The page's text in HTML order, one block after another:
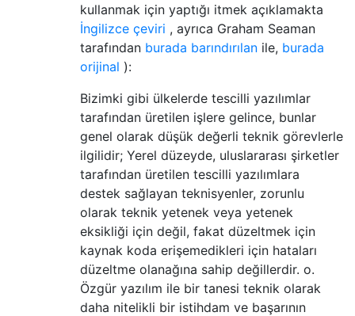
kullanmak için yaptığı itmek açıklamakta
İngilizce çeviri , ayrıca Graham Seaman
tarafından burada barındırılan ile, burada
orijinal ):
Bizimki gibi ülkelerde tescilli yazılımlar
tarafından üretilen işlere gelince, bunlar
genel olarak düşük değerli teknik görevlerle
ilgilidir; Yerel düzeyde, uluslararası şirketler
tarafından üretilen tescilli yazılımlara
destek sağlayan teknisyenler, zorunlu
olarak teknik yetenek veya yetenek
eksikliği için değil, fakat düzeltmek için
kaynak koda erişemedikleri için hataları
düzeltme olanağına sahip değillerdir. o.
Özgür yazılım ile bir tanesi teknik olarak
daha nitelikli bir istihdam ve başarının